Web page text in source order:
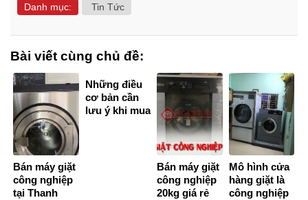
Danh mục: Tin Tức
Bài viết cùng chủ đề:
Bán máy giặt
công nghiệp
tại Thanh
Những điều
cơ bản cần
lưu ý khi mua
Bán máy giặt
công nghiệp
20kg giá rẻ
Mô hình cửa
hàng giặt là
công nghiệp